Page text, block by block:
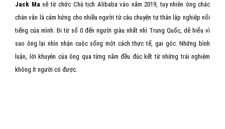
Jack Masẽ từ chức Chủ tịch Alibaba vào năm 2019, tuy nhiên ông chắc
chắn vẫn là cảm hứng cho nhiều người từ câu chuyện tự thân lập nghiệp nổi
tiếng của mình. Đi từ số 0 đến người giàu nhất nhì Trung Quốc, dễ hiểu vì
sao ông lại nhìn nhận cuộc sống một cách thực tế, gai góc. Những bình
luận, lời khuyên của ông qua từng năm đều đúc kết từ những trải nghiệm
không ít người có được.